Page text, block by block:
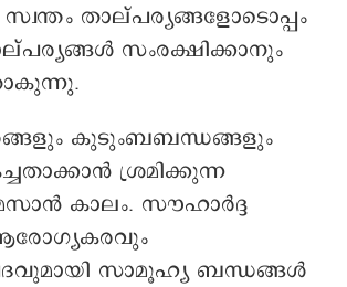
താല്പര്യങ്ങളോടൊപ്പം
സംരക്ഷിക്കാനും
കുടുംബബന്ധങ്ങളും
ശ്രമിക്കുന്ന
കാലം. സൗഹാർദ്ദ
സാമൂഹ്യ ബന്ധങ്ങൾ